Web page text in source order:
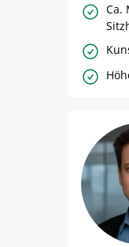
Ca.